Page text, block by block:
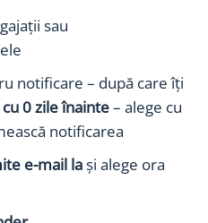
sau
notificare – după care îți
0 zile înainte– alege cu
notificarea
e-mail lași alege ora